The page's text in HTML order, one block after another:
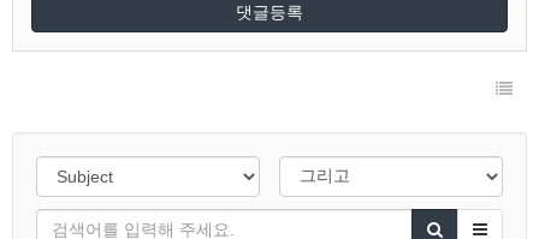
댓글등록